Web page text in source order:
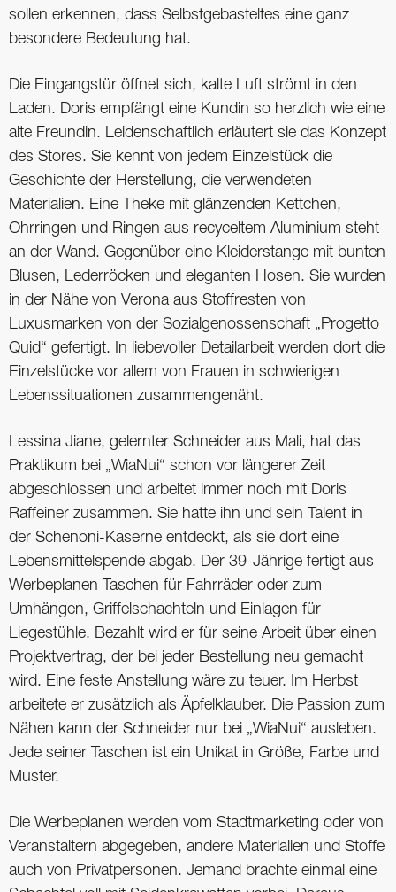
sollen erkennen, dass Selbstgebasteltes eine ganz
besondere Bedeutung hat.
Die Eingangstür öffnet sich, kalte Luft strömt in den
Laden. Doris empfängt eine Kundin so herzlich wie eine
alte Freundin. Leidenschaftlich erläutert sie das Konzept
des Stores. Sie kennt von jedem Einzelstück die
Geschichte der Herstellung, die verwendeten
Materialien. Eine Theke mit glänzenden Kettchen,
Ohrringen und Ringen aus recyceltem Aluminium steht
an der Wand. Gegenüber eine Kleiderstange mit bunten
Blusen, Lederröcken und eleganten Hosen. Sie wurden
in der Nähe von Verona aus Stoffresten von
Luxusmarken von der Sozialgenossenschaft „Progetto
Quid“ gefertigt. In liebevoller Detailarbeit werden dort die
Einzelstücke vor allem von Frauen in schwierigen
Lebenssituationen zusammengenäht.
Lessina Jiane, gelernter Schneider aus Mali, hat das
Praktikum bei „WiaNui“ schon vor längerer Zeit
abgeschlossen und arbeitet immer noch mit Doris
Raffeiner zusammen. Sie hatte ihn und sein Talent in
der Schenoni-Kaserne entdeckt, als sie dort eine
Lebensmittelspende abgab. Der 39-Jährige fertigt aus
Werbeplanen Taschen für Fahrräder oder zum
Umhängen, Griffelschachteln und Einlagen für
Liegestühle. Bezahlt wird er für seine Arbeit über einen
Projektvertrag, der bei jeder Bestellung neu gemacht
wird. Eine feste Anstellung wäre zu teuer. Im Herbst
arbeitete er zusätzlich als Äpfelklauber. Die Passion zum
Nähen kann der Schneider nur bei „WiaNui“ ausleben.
Jede seiner Taschen ist ein Unikat in Größe, Farbe und
Muster.
Die Werbeplanen werden vom Stadtmarketing oder von
Veranstaltern abgegeben, andere Materialien und Stoffe
auch von Privatpersonen. Jemand brachte einmal eine